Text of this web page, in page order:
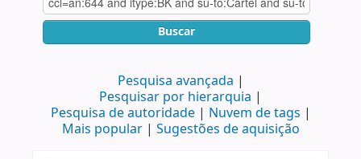
Buscar
Pesquisa avançada
Pesquisar por hierarquia
Pesquisa de autoridade
Nuvem de tags
Mais popular
Sugestões de aquisição